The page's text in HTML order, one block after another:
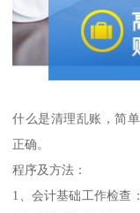
什么是清理乱账，简
正确。
程序及方法：
1、会计基础工作检查